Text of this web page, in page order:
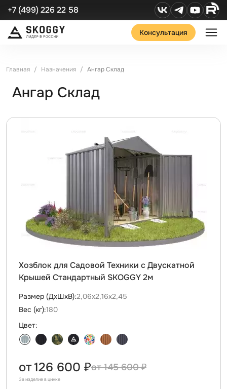
+7 (499) 226 22 58
Консультация
Главная Назначения Ангар Склад
Ангар Склад
Хозблок для Садовой Техники с Двускатной
Крышей Стандартный SKOGGY 2м
Размер (ДxШxВ):2,06х2,16х2,45
Вес (кг):180
Цвет:
145 600 ₽
от126 600 ₽
За изделие в цинке